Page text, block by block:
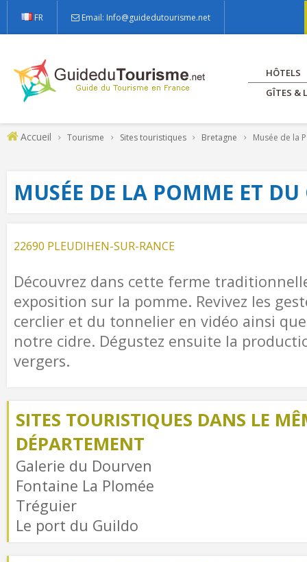
FR Email: Info@guidedutourisme.net
HÔTELS
GÎTES &
Accueil Tourisme Sites touristiques Bretagne Musée de la
MUSÉE DE LA POMME ET DU
22690 PLEUDIHEN-SUR-RANCE
Découvrez dans cette ferme
exposition sur la pomme. Revivez les
cerclier et du tonnelier en vidéo ainsi
notre cidre. Dégustez ensuite la
vergers.
SITES TOURISTIQUES DANS LE
DÉPARTEMENT
Galerie du Dourven
Fontaine La Plomée
Tréguier
Le port du Guildo